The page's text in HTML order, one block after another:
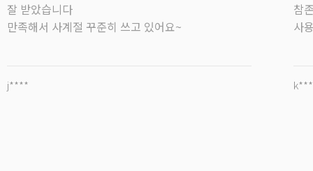
잘 받았습니다
만족해서 사계절 꾸준히 쓰고 있어요~
j****
참
사